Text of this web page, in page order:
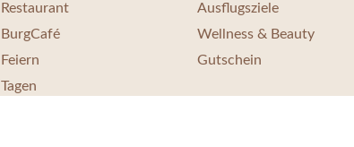
Restaurant
BurgCafé
Feiern
Tagen
Ausflugsziele
Wellness & Beauty
Gutschein